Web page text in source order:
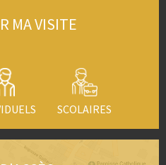
MA VISITE
SCOLAIRES